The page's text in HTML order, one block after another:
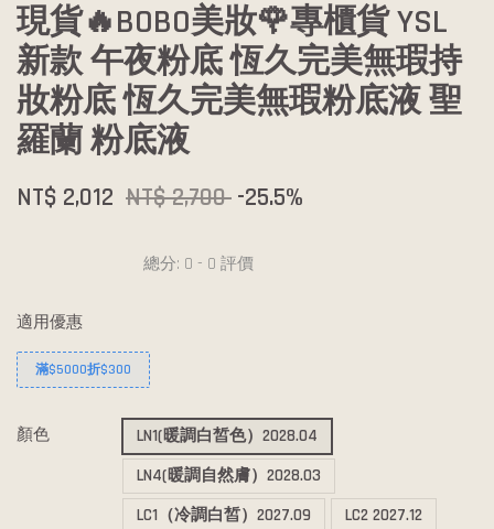
現貨🔥BOBO美妝🌹專櫃貨 YSL
新款 午夜粉底 恆久完美無瑕持
妝粉底 恆久完美無瑕粉底液 聖
羅蘭 粉底液
NT$ 2,012 NT$ 2,700 -25.5%
總分: 0 - 0 評價
適用優惠
滿$5000折$300
顏色
LN1(暖調白皙色）2028.04
LN4(暖調自然膚）2028.03
LC1（冷調白皙）2027.09
LC2 2027.12